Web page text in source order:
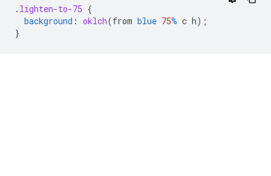
. lighten-to-75 {
background : oklch(from blue 75% c h);
}